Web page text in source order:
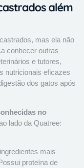
além
mas ela não
conhecer outras
e tutores,
nutricionais eficazes
dos gatos após
no
lado da Quatree:
mais
proteína de